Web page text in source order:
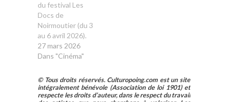
du festival Les
Docs de
Noirmoutier (du 3
au 6 avril 2026).
27 mars 2026
Dans "Cinéma"
© Tous droits réservés. Culturopoing.com est un site
intégralement bénévole (Association de loi 1901) et
respecte les droits d’auteur, dans le respect du travail